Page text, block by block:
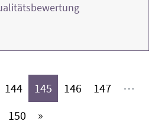
144(aktiv)
145(aktiv)
146(aktiv)
147(aktiv)
⋯
150(aktiv)
»